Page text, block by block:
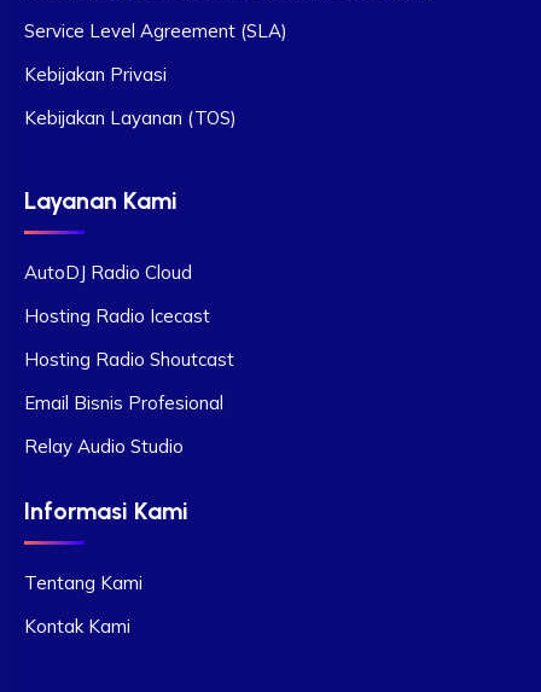
Service Level Agreement (SLA)
Kebijakan Privasi
Kebijakan Layanan (TOS)
Layanan Kami
AutoDJ Radio Cloud
Hosting Radio Icecast
Hosting Radio Shoutcast
Email Bisnis Profesional
Relay Audio Studio
Informasi Kami
Tentang Kami
Kontak Kami